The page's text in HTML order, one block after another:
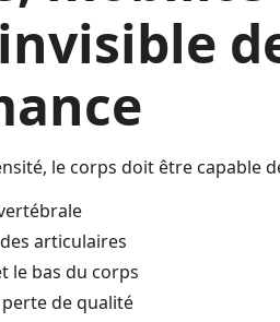
le corps doit être capable
articulaires
le bas du corps
de qualité